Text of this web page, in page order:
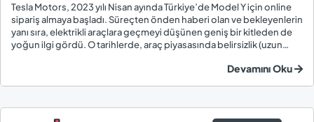
Tesla Motors, 2023 yılı Nisan ayında Türkiye’de Model Y için online
sipariş almaya başladı. Süreçten önden haberi olan ve bekleyenlerin
yanı sıra, elektrikli araçlara geçmeyi düşünen geniş bir kitleden de
yoğun ilgi gördü. O tarihlerde, araç piyasasında belirsizlik (uzun
Devamını Oku